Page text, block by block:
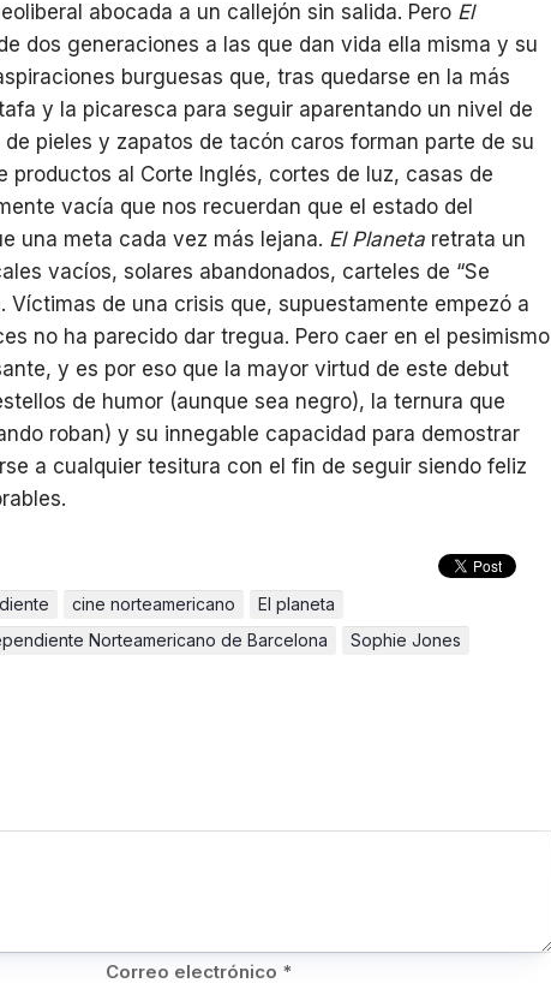
abocada a un callejón sin salida. Pero El
dos generaciones a las que dan vida ella misma y su
burguesas que, tras quedarse en la más
y la picaresca para seguir aparentando un nivel de
pieles y zapatos de tacón caros forman parte de su
productos al Corte Inglés, cortes de luz, casas de
vacía que nos recuerdan que el estado del
una meta cada vez más lejana. El Planeta retrata un
vacíos, solares abandonados, carteles de “Se
de una crisis que, supuestamente empezó a
no ha parecido dar tregua. Pero caer en el pesimismo
y es por eso que la mayor virtud de este debut
de humor (aunque sea negro), la ternura que
roban) y su innegable capacidad para demostrar
a cualquier tesitura con el fin de seguir siendo feliz
cine norteamericano
El planeta
Norteamericano de Barcelona Sophie Jones
Correo electrónico *